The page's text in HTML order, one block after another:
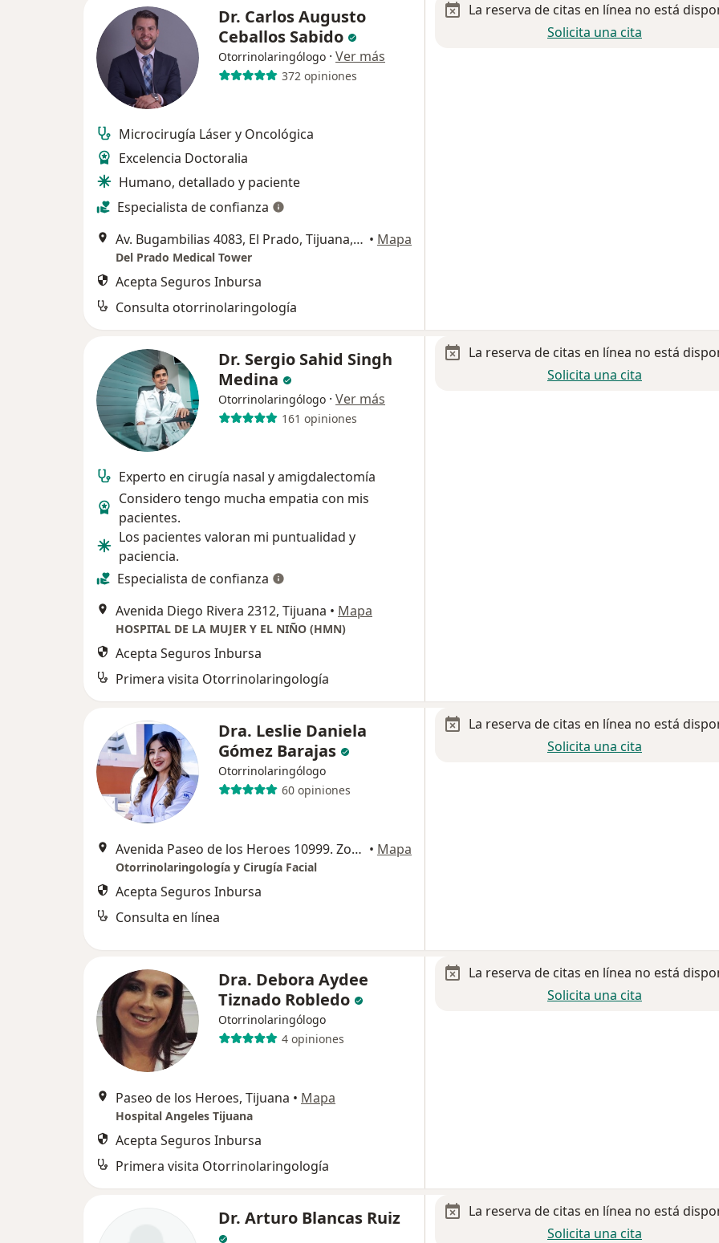
Dr. Carlos Augusto
Ceballos Sabido
Otorrinolaringólogo · Ver más
372 opiniones
Microcirugía Láser y Oncológica
Excelencia Doctoralia
Humano, detallado y paciente
Especialista de confianza
Av. Bugambilias 4083, El Prado, Tijuana, Tijuana • Mapa
Del Prado Medical Tower
Acepta Seguros Inbursa
Consulta otorrinolaringología
La reserva de citas en línea no está
Solicita una cita
Dr. Sergio Sahid Singh
Medina
Otorrinolaringólogo · Ver más
161 opiniones
Experto en cirugía nasal y amigdalectomía
Considero tengo mucha empatia con mis
pacientes.
Los pacientes valoran mi puntualidad y
paciencia.
Especialista de confianza
Avenida Diego Rivera 2312, Tijuana • Mapa
HOSPITAL DE LA MUJER Y EL NIÑO (HMN)
Acepta Seguros Inbursa
Primera visita Otorrinolaringología
La reserva de citas en línea no está
Solicita una cita
Dra. Leslie Daniela
Gómez Barajas
Otorrinolaringólogo
60 opiniones
Avenida Paseo de los Heroes 10999. Zona Urbana Rio, Tijuana • Mapa
Otorrinolaringología y Cirugía Facial
Acepta Seguros Inbursa
Consulta en línea
La reserva de citas en línea no está
Solicita una cita
Dra. Debora Aydee
Tiznado Robledo
Otorrinolaringólogo
4 opiniones
Paseo de los Heroes, Tijuana • Mapa
Hospital Angeles Tijuana
Acepta Seguros Inbursa
Primera visita Otorrinolaringología
La reserva de citas en línea no está
Solicita una cita
Dr. Arturo Blancas Ruiz
La reserva de citas en línea no está
Solicita una cita